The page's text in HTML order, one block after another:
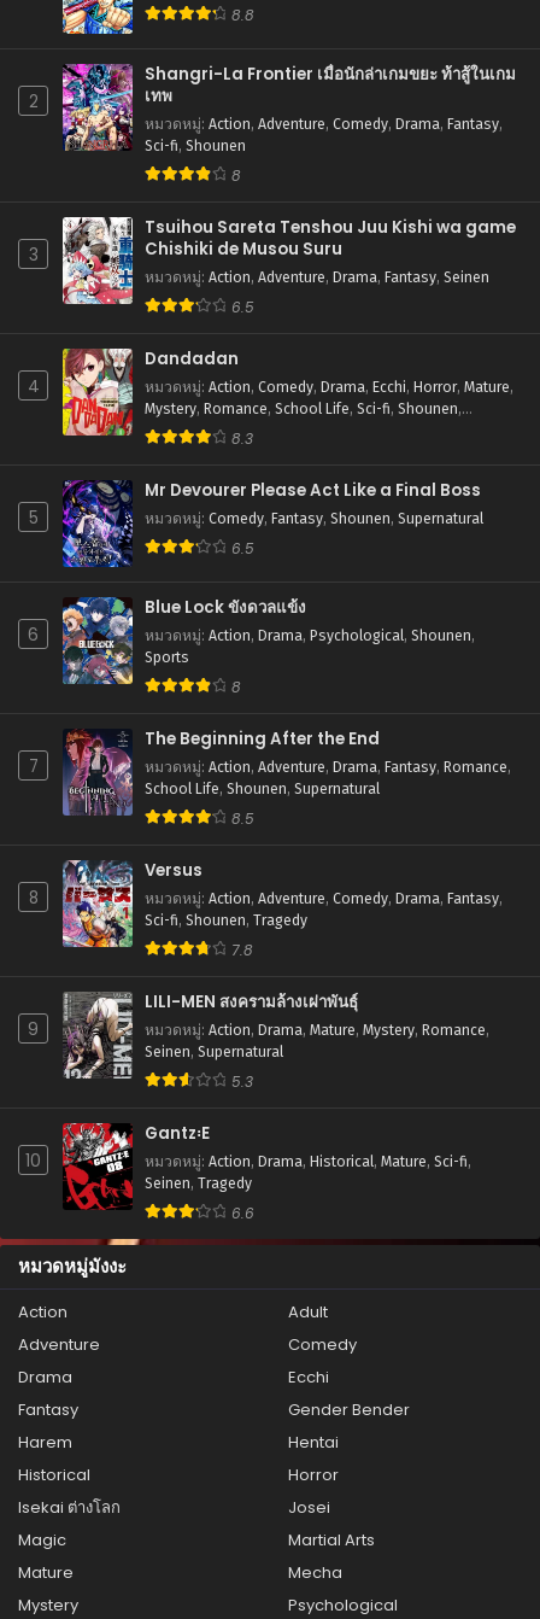
8.8
2
Shangri-La Frontier เมื่อนักล่าเกมขยะ ท้าสู้ในเกม
เทพ
หมวดหมู่: Action, Adventure, Comedy, Drama, Fantasy,
Sci-fi, Shounen
8
3
Tsuihou Sareta Tenshou Juu Kishi wa game
Chishiki de Musou Suru
หมวดหมู่: Action, Adventure, Drama, Fantasy, Seinen
6.5
4
Dandadan
หมวดหมู่: Action, Comedy, Drama, Ecchi, Horror, Mature,
Mystery, Romance, School Life, Sci-fi, Shounen,
Supernatural 8.3
5
Mr Devourer Please Act Like a Final Boss
หมวดหมู่: Comedy, Fantasy, Shounen, Supernatural
6.5
6
Blue Lock ขังดวลแข้ง
หมวดหมู่: Action, Drama, Psychological, Shounen,
Sports
8
7
The Beginning After the End
หมวดหมู่: Action, Adventure, Drama, Fantasy, Romance,
School Life, Shounen, Supernatural
8.5
8
Versus
หมวดหมู่: Action, Adventure, Comedy, Drama, Fantasy,
Sci-fi, Shounen, Tragedy
7.8
9
LILI-MEN สงครามล้างเผ่าพันธุ์
หมวดหมู่: Action, Drama, Mature, Mystery, Romance,
Seinen, Supernatural
5.3
10
Gantz꞉E
หมวดหมู่: Action, Drama, Historical, Mature, Sci-fi,
Seinen, Tragedy
6.6
หมวดหมู่มังงะ
Action
Adult
Adventure
Comedy
Drama
Ecchi
Fantasy
Gender Bender
Harem
Hentai
Historical
Horror
Isekai ต่างโลก
Josei
Magic
Martial Arts
Mature
Mecha
Mystery
Psychological